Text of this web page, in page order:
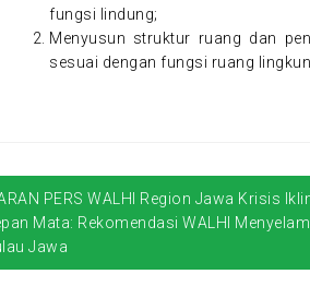
fungsi lindung;
Menyusun struktur ruang dan
sesuai dengan fungsi ruang
PERS WALHI Region Jawa Krisis
Mata: Rekomendasi WALHI
Jawa